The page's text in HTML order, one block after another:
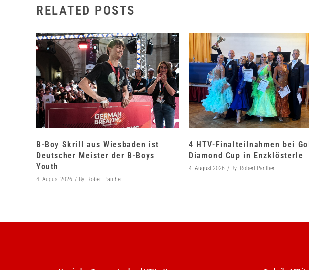
RELATED POSTS
B-Boy Skrill aus Wiesbaden ist
Deutscher Meister der B-Boys
Youth
4. August 2026 By Robert Panther
4 HTV-Finalteilnahmen bei
Diamond Cup in Enzklösterle
4. August 2026 By Robert Panther